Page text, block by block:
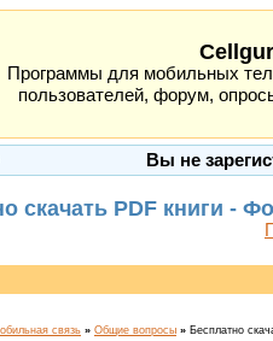
Программы для мобильных
пользователей, форум,
Вы не
скачать PDF книги -
связь » Общие вопросы » Бесплатно